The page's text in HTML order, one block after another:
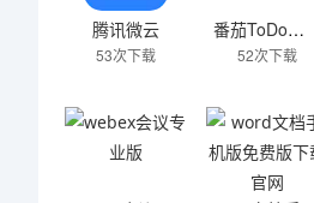
腾讯微云
53次下载
番茄ToDo专注安卓版
52次下载